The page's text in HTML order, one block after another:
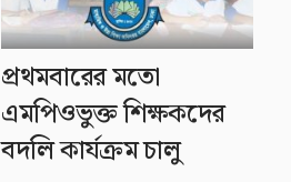
প্রথমবারের মতো
এমপিওভুক্ত শিক্ষকদের
বদলি কার্যক্রম চালু